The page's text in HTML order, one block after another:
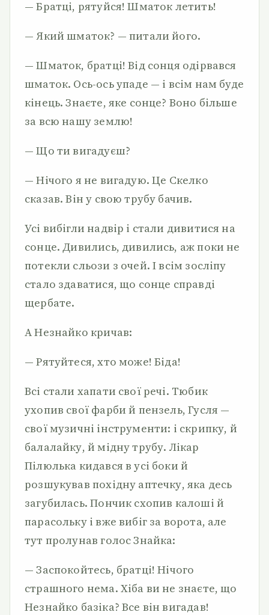
— Братці, рятуйся! Шматок летить!
— Який шматок? — питали його.
— Шматок, братці! Від сонця одірвався
шматок. Ось-ось упаде — і всім нам буде
кінець. Знаєте, яке сонце? Воно більше
за всю нашу землю!
— Що ти вигадуєш?
— Нічого я не вигадую. Це Скелко
сказав. Він у свою трубу бачив.
Усі вибігли надвір і стали дивитися на
сонце. Дивились, дивились, аж поки не
потекли сльози з очей. І всім зосліпу
стало здаватися, що сонце справді
щербате.
А Незнайко кричав:
— Рятуйтеся, хто може! Біда!
Всі стали хапати свої речі. Тюбик
ухопив свої фарби й пензель, Гусля —
свої музичні інструменти: і скрипку, й
балалайку, й мідну трубу. Лікар
Пілюлька кидався в усі боки й
розшукував похідну аптечку, яка десь
загубилась. Пончик схопив калоші й
парасольку і вже вибіг за ворота, але
тут пролунав голос Знайка:
— Заспокойтесь, братці! Нічого
страшного нема. Хіба ви не знаєте, що
Незнайко базіка? Все він вигадав!